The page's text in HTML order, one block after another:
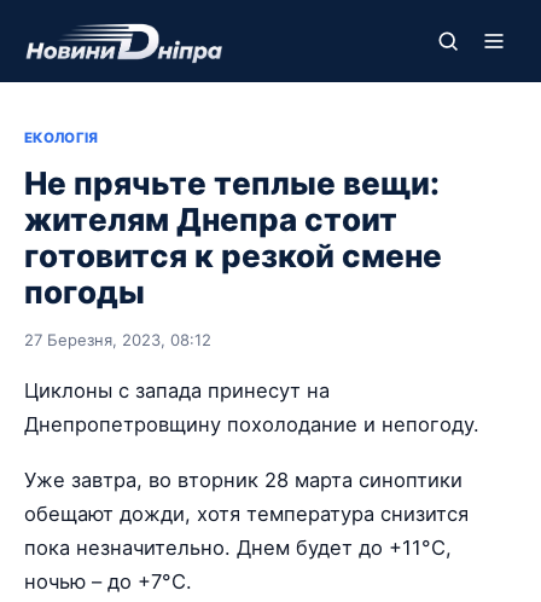
ЕКОЛОГІЯ
Не прячьте теплые вещи:
жителям Днепра стоит
готовится к резкой смене
погоды
27 Березня, 2023, 08:12
Циклоны с запада принесут на
Днепропетровщину похолодание и непогоду.
Уже завтра, во вторник 28 марта синоптики
обещают дожди, хотя температура снизится
пока незначительно. Днем будет до +11°С,
ночью – до +7°С.